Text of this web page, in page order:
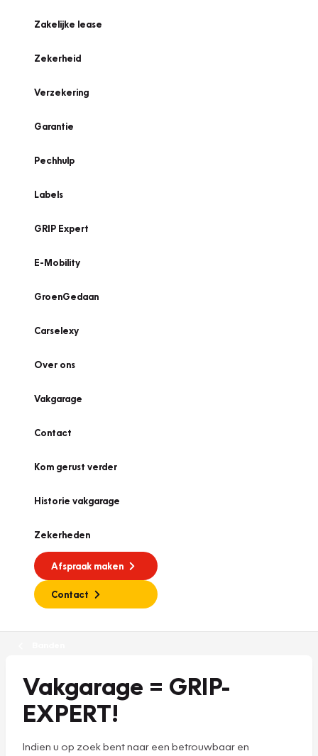
Zakelijke lease
Zekerheid
Verzekering
Garantie
Pechhulp
Labels
GRIP Expert
E-Mobility
GroenGedaan
Carselexy
Over ons
Vakgarage
Contact
Kom gerust verder
Historie vakgarage
Zekerheden
Afspraak maken
Contact
Vakgarage = GRIP-
EXPERT!
Indien u op zoek bent naar een betrouwbaar en